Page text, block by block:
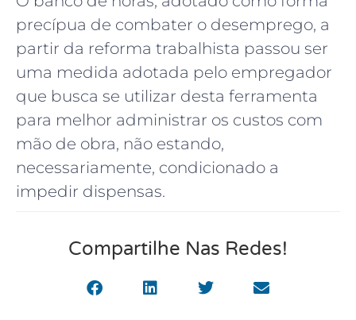
precípua de combater o desemprego, a
partir da reforma trabalhista passou ser
uma medida adotada pelo empregador
que busca se utilizar desta ferramenta
para melhor administrar os custos com
mão de obra, não estando,
necessariamente, condicionado a
impedir dispensas.
Compartilhe Nas Redes!